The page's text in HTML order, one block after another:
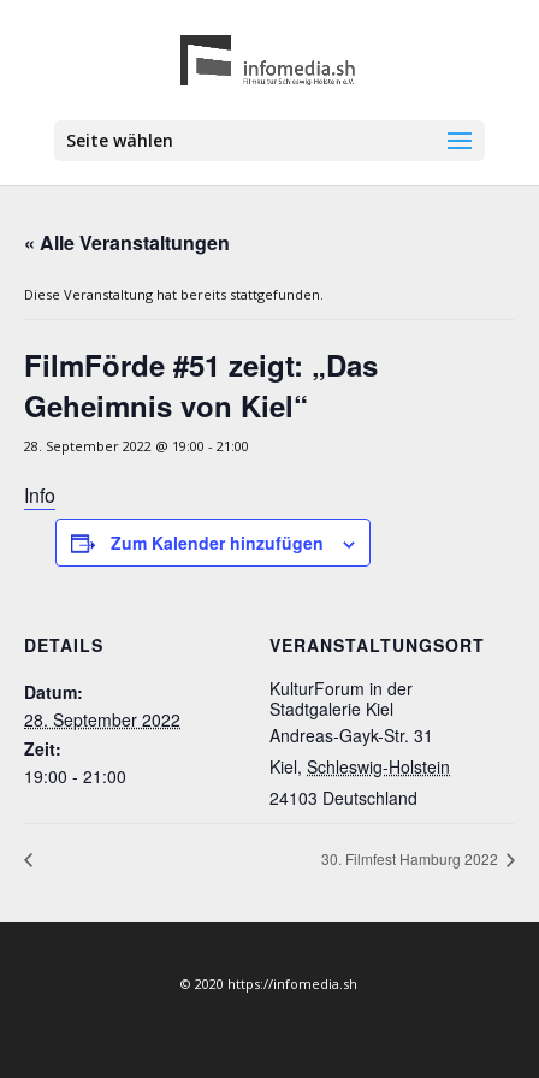
Seite wählen
« Alle Veranstaltungen
Diese Veranstaltung hat bereits stattgefunden.
FilmFörde #51 zeigt: „Das
Geheimnis von Kiel“
28. September 2022 @ 19:00 - 21:00
Info
Zum Kalender hinzufügen
DETAILS
Datum:
28. September 2022
Zeit:
19:00 - 21:00
VERANSTALTUNGSORT
KulturForum in der
Stadtgalerie Kiel
Andreas-Gayk-Str. 31
Kiel, Schleswig-Holstein
24103 Deutschland
30. Filmfest Hamburg 2022
© 2020 https://infomedia.sh